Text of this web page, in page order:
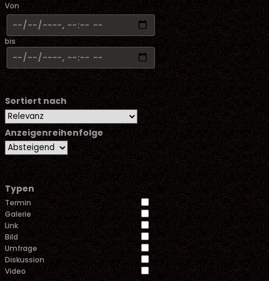
Von
bis
Sortiert nach
Anzeigenreihenfolge
Typen
Termin
Galerie
Link
Bild
Umfrage
Diskussion
Video